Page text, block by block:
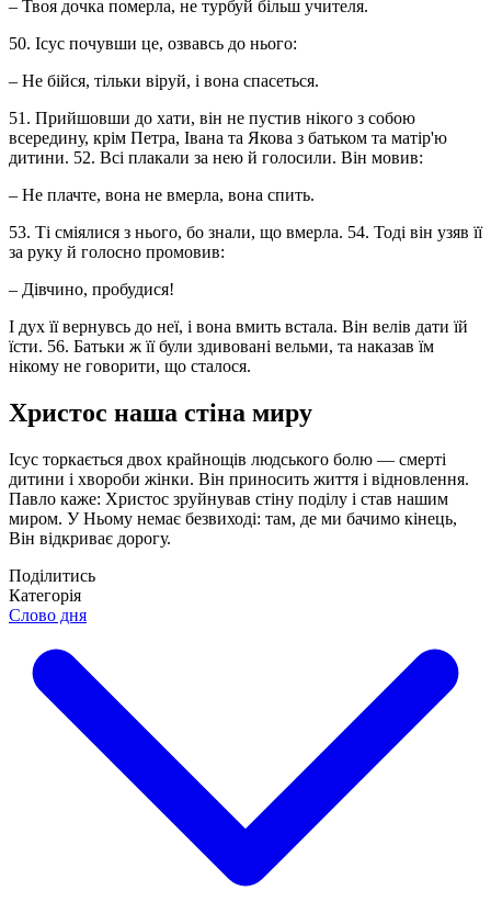
– Твоя дочка померла, не турбуй більш учителя.
50. Ісус почувши це, озвавсь до нього:
– Не бійся, тільки віруй, і вона спасеться.
51. Прийшовши до хати, він не пустив нікого з собою
всередину, крім Петра, Івана та Якова з батьком та матір'ю
дитини. 52. Всі плакали за нею й голосили. Він мовив:
– Не плачте, вона не вмерла, вона спить.
53. Ті сміялися з нього, бо знали, що вмерла. 54. Тоді він узяв її
за руку й голосно промовив:
– Дівчино, пробудися!
І дух її вернувсь до неї, і вона вмить встала. Він велів дати їй
їсти. 56. Батьки ж її були здивовані вельми, та наказав їм
нікому не говорити, що сталося.
Христос наша стіна миру
Ісус торкається двох крайнощів людського болю — смерті
дитини і хвороби жінки. Він приносить життя і відновлення.
Павло каже: Христос зруйнував стіну поділу і став нашим
миром. У Ньому немає безвиході: там, де ми бачимо кінець,
Він відкриває дорогу.
Поділитись
Категорія
Слово дня